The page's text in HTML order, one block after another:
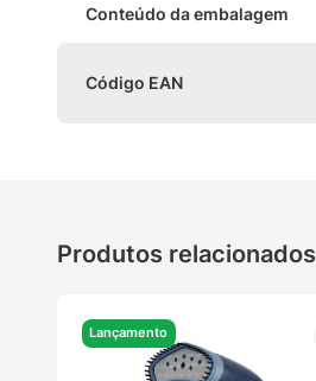
Conteúdo da embalagem
Código EAN
Produtos relacionados
Lançamento